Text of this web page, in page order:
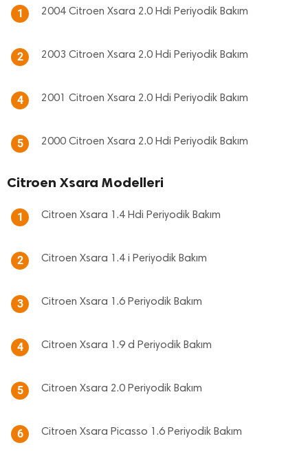
1 2004 Citroen Xsara 2.0 Hdi Periyodik Bakım
2 2003 Citroen Xsara 2.0 Hdi Periyodik Bakım
4 2001 Citroen Xsara 2.0 Hdi Periyodik Bakım
5 2000 Citroen Xsara 2.0 Hdi Periyodik Bakım
Citroen Xsara Modelleri
1 Citroen Xsara 1.4 Hdi Periyodik Bakım
2 Citroen Xsara 1.4 i Periyodik Bakım
3 Citroen Xsara 1.6 Periyodik Bakım
4 Citroen Xsara 1.9 d Periyodik Bakım
5 Citroen Xsara 2.0 Periyodik Bakım
6 Citroen Xsara Picasso 1.6 Periyodik Bakım